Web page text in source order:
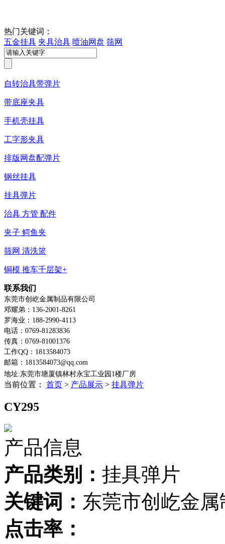
热门关键词：
五金挂具 夹具治具 喷油网盘 筛网
自转治具带弹片
带底座夹具
手机壳挂具
工字形夹具
排版网盘配弹片
钢丝挂具
挂具弹片
治具 方管 配件
夹子 鳄鱼夹
筛网 清洗篮
铜模 推车千层架+
联系我们
东莞市创屹金属制品有限公司
邓耀弟：136-2001-8261
罗海业：188-2990-4113
电话：0769-81283836
传真：0769-81001376
工作QQ：1813584073
邮箱：1813584073@qq.com
地址:东莞市塘厦镇林村永宝工业园1楼厂房
当前位置： 首页 > 产品展示 > 挂具弹片
CY295
产品信息
产品类别： 挂具弹片
关键词： 东莞市创屹金
点击率：